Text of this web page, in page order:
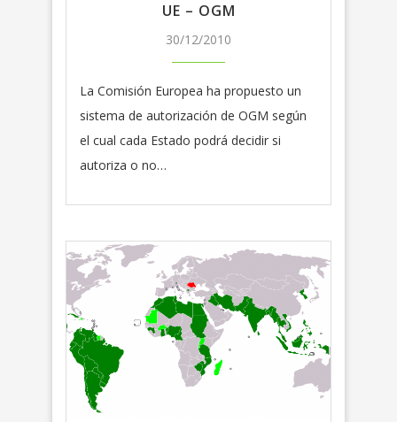
UE – OGM
30/12/2010
La Comisión Europea ha propuesto un
sistema de autorización de OGM según
el cual cada Estado podrá decidir si
autoriza o no…